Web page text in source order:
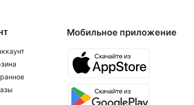
Мобильное приложение